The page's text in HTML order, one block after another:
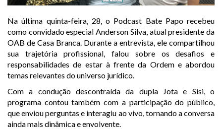
Na última quinta-feira, 28, o Podcast Bate Papo recebeu
como convidado especial Anderson Silva, atual presidente da
OAB de Casa Branca. Durante a entrevista, ele compartilhou
sua trajetória profissional, falou sobre os desafios e
responsabilidades de estar à frente da Ordem e abordou
temas relevantes do universo jurídico.
Com a condução descontraída da dupla Jota e Sisi, o
programa contou também com a participação do público,
que enviou perguntas e interagiu ao vivo, tornando a conversa
ainda mais dinâmica e envolvente.